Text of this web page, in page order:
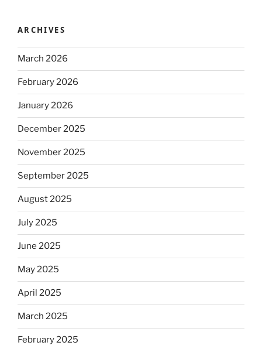
ARCHIVES
March 2026
February 2026
January 2026
December 2025
November 2025
September 2025
August 2025
July 2025
June 2025
May 2025
April 2025
March 2025
February 2025